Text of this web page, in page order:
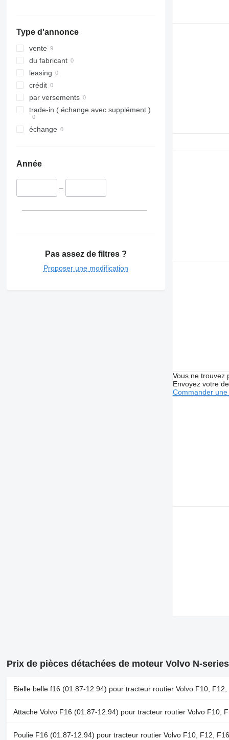
FM 460
FM 480
FM 500
Type d'annonce
vente
du fabricant
leasing
crédit
par versements
trade-in ( échange avec supplément )
échange
Année
–
Pas assez de filtres ?
Proposer une modification
Vous ne trouvez
Envoyez votre
Commander
Prix de pièces détachées de moteur Volvo N-series
Bielle belle f16 (01.87-12.94) pour tracteur routier Volvo F10,
Attache Volvo F16 (01.87-12.94) pour tracteur routier Volvo F10,
Poulie F16 (01.87-12.94) pour tracteur routier Volvo F10, F12,